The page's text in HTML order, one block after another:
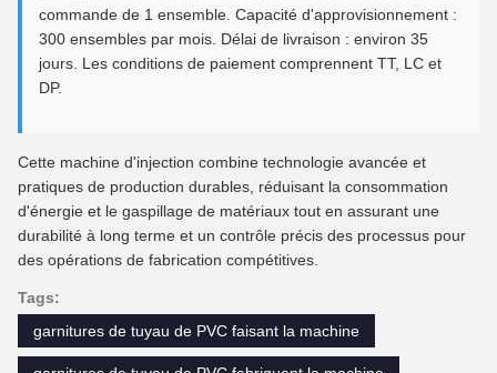
commande de 1 ensemble. Capacité d'approvisionnement :
300 ensembles par mois. Délai de livraison : environ 35
jours. Les conditions de paiement comprennent TT, LC et
DP.
Cette machine d'injection combine technologie avancée et
pratiques de production durables, réduisant la consommation
d'énergie et le gaspillage de matériaux tout en assurant une
durabilité à long terme et un contrôle précis des processus pour
des opérations de fabrication compétitives.
Tags:
garnitures de tuyau de PVC faisant la machine